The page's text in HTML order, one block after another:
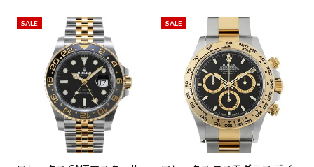
SALE SALE